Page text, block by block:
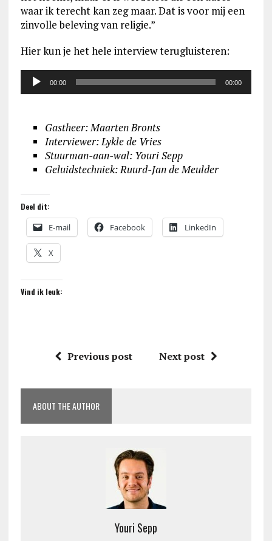
waar ik terecht kan zeg maar. Dat is voor mij een
zinvolle beleving van religie.”
Hier kun je het hele interview terugluisteren:
Audiospeler
00:00 00:00
Gastheer: Maarten Bronts
Interviewer: Lykle de Vries
Stuurman-aan-wal: Youri Sepp
Geluidstechniek: Ruurd-Jan de Meulder
Deel dit:
E-mail Facebook LinkedIn
X
Vind ik leuk:
Previous post Next post
ABOUT THE AUTHOR
Youri Sepp